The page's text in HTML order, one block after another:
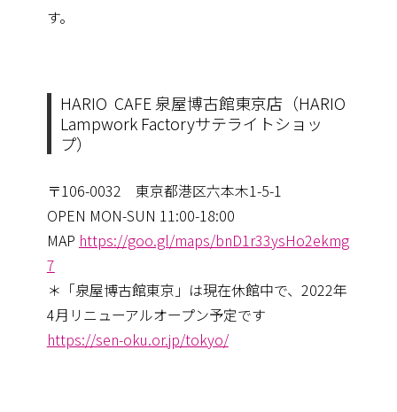
す。
HARIO CAFE 泉屋博古館東京店（HARIO
Lampwork Factoryサテライトショッ
プ）
〒106-0032 東京都港区六本木1-5-1
OPEN MON-SUN 11:00-18:00
MAP https://goo.gl/maps/bnD1r33ysHo2ekmg
7
＊「泉屋博古館東京」は現在休館中で、2022年
4月リニューアルオープン予定です
https://sen-oku.or.jp/tokyo/